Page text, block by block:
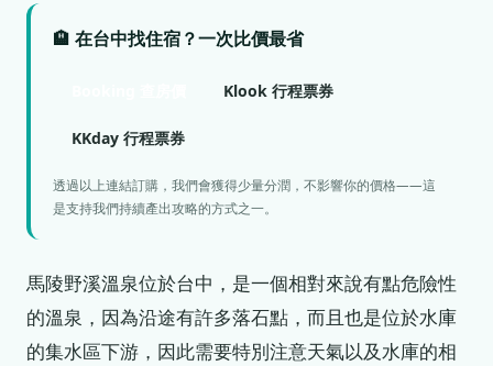
🏨 在台中找住宿？一次比價最省
Klook 行程票券
KKday 行程票券
透過以上連結訂購，我們會獲得少量分潤，不影響你的價格——這
是支持我們持續產出攻略的方式之一。
馬陵野溪溫泉位於台中，是一個相對來說有點危險性
的溫泉，因為沿途有許多落石點，而且也是位於水庫
的集水區下游，因此需要特別注意天氣以及水庫的相